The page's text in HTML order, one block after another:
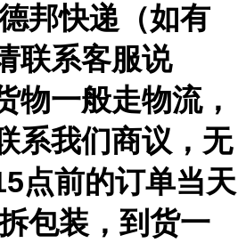
邦快递（如有
联系客服说
物一般走物流，
系我们商议，无
点前的订单当天
包装，到货一